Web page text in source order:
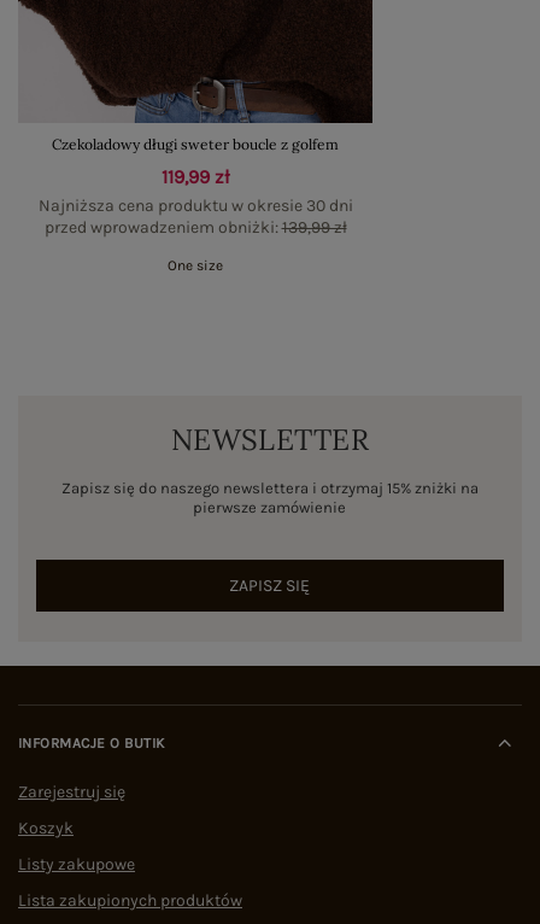
Czekoladowy długi sweter boucle z golfem
119,99 zł
Najniższa cena produktu w okresie 30 dni
przed wprowadzeniem obniżki:139,99 zł
One size
NEWSLETTER
Zapisz się do naszego newslettera i otrzymaj 15% zniżki na
pierwsze zamówienie
ZAPISZ SIĘ
INFORMACJE O BUTIK
Zarejestruj się
Koszyk
Listy zakupowe
Lista zakupionych produktów